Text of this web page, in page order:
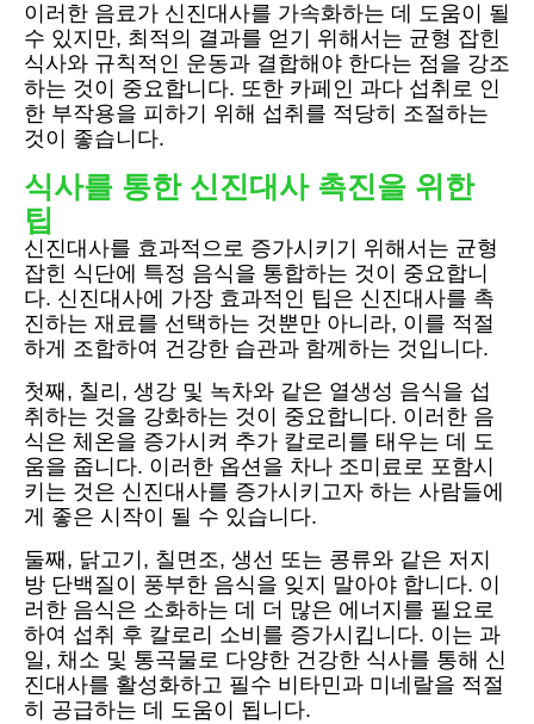
이러한 음료가 신진대사를 가속화하는 데 도움이 될
수 있지만, 최적의 결과를 얻기 위해서는 균형 잡힌
식사와 규칙적인 운동과 결합해야 한다는 점을 강조
하는 것이 중요합니다. 또한 카페인 과다 섭취로 인
한 부작용을 피하기 위해 섭취를 적당히 조절하는
것이 좋습니다.
식사를 통한 신진대사 촉진을 위한
팁
신진대사를 효과적으로 증가시키기 위해서는 균형
잡힌 식단에 특정 음식을 통합하는 것이 중요합니
다. 신진대사에 가장 효과적인 팁은 신진대사를 촉
진하는 재료를 선택하는 것뿐만 아니라, 이를 적절
하게 조합하여 건강한 습관과 함께하는 것입니다.
첫째, 칠리, 생강 및 녹차와 같은 열생성 음식을 섭
취하는 것을 강화하는 것이 중요합니다. 이러한 음
식은 체온을 증가시켜 추가 칼로리를 태우는 데 도
움을 줍니다. 이러한 옵션을 차나 조미료로 포함시
키는 것은 신진대사를 증가시키고자 하는 사람들에
게 좋은 시작이 될 수 있습니다.
둘째, 닭고기, 칠면조, 생선 또는 콩류와 같은 저지
방 단백질이 풍부한 음식을 잊지 말아야 합니다. 이
러한 음식은 소화하는 데 더 많은 에너지를 필요로
하여 섭취 후 칼로리 소비를 증가시킵니다. 이는 과
일, 채소 및 통곡물로 다양한 건강한 식사를 통해 신
진대사를 활성화하고 필수 비타민과 미네랄을 적절
히 공급하는 데 도움이 됩니다.